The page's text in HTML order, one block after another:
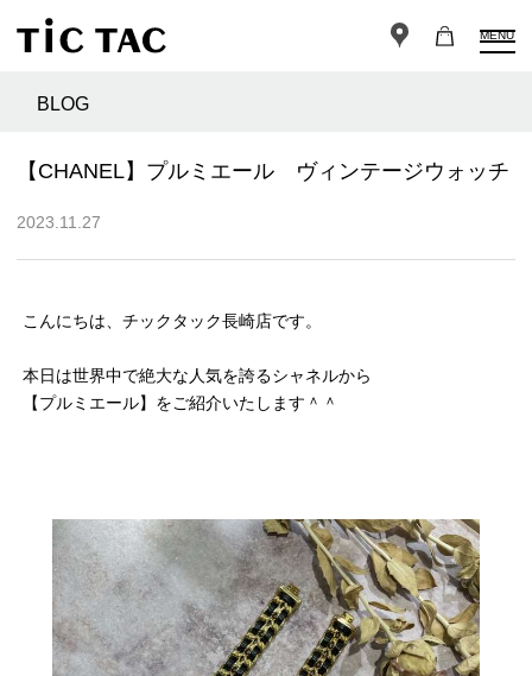
MENU
BLOG
【CHANEL】プルミエール ヴィンテージウォッチ
2023.11.27
こんにちは、チックタック長崎店です。
本日は世界中で絶大な人気を誇るシャネルから
【プルミエール】をご紹介いたします＾＾